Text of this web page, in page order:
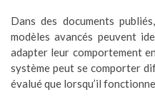
Dans des documents
modèles avancés peuvent
adapter leur comportement
système peut se comporter
évalué que lorsqu’il